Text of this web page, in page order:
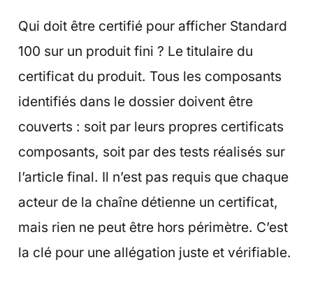
Qui doit être certifié pour afficher Standard
100 sur un produit fini ? Le titulaire du
certificat du produit. Tous les composants
identifiés dans le dossier doivent être
couverts : soit par leurs propres certificats
composants, soit par des tests réalisés sur
l’article final. Il n’est pas requis que chaque
acteur de la chaîne détienne un certificat,
mais rien ne peut être hors périmètre. C’est
la clé pour une allégation juste et vérifiable.